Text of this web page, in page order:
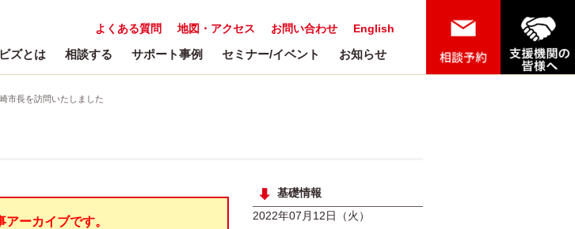
English
お問い合わせ
地図・アクセス
よくある質問
ズとは 相談する サポート事例 セミナー/イベント お知らせ
市長を訪問いたしました
ーカイブです。
基礎情報
2022年07月12日（火）